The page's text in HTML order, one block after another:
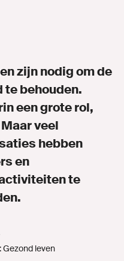
zijn nodig om de
te behouden.
een grote rol,
veel
hebben
en
te
leven